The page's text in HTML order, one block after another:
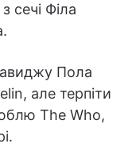
сечі Філа
Пола
але терпіти
The Who,